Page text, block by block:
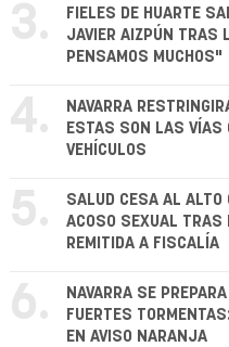
3.
FIELES DE HUARTE
JAVIER AIZPÚN TRAS
PENSAMOS MUCHOS"
4.
NAVARRA
ESTAS SON LAS VÍAS
VEHÍCULOS
5.
SALUD CESA AL ALTO
ACOSO SEXUAL TRAS
REMITIDA A FISCALÍA
6.
NAVARRA SE
FUERTES
EN AVISO NARANJA